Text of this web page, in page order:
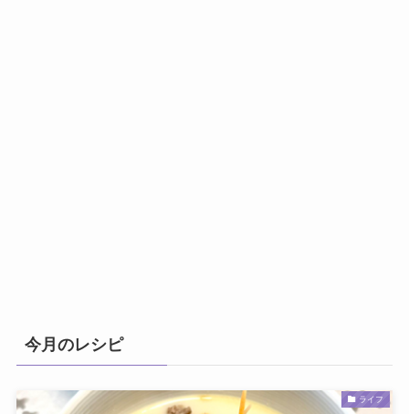
今月のレシピ
ライフ